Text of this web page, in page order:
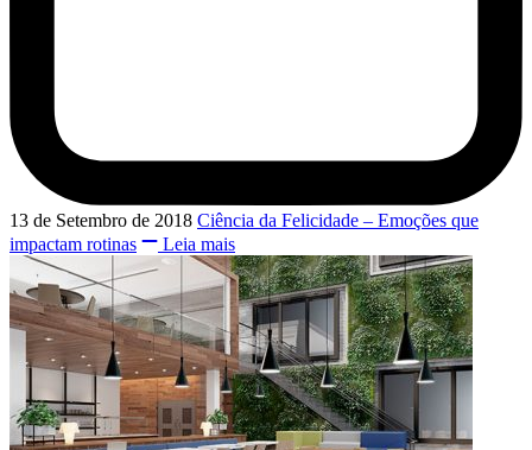
13 de Setembro de 2018 Ciência da Felicidade – Emoções que
impactam rotinas
Leia mais